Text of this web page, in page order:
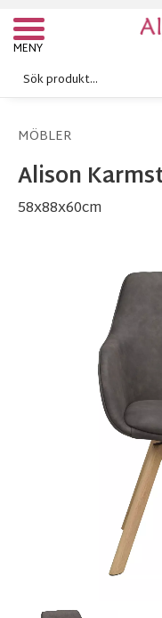
Meny
MÖBLER
Alison
58x88x60cm